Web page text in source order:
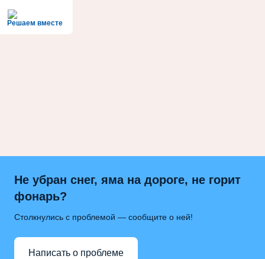
Решаем вместе
Не убран снег, яма на дороге, не горит
фонарь?
Столкнулись с проблемой — сообщите о ней!
Написать о проблеме